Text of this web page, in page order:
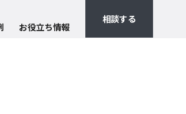
お役立ち情報
相談する